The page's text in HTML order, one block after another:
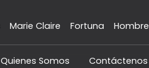
Marie Claire Fortuna Hombre
Quienes Somos Contáctenos